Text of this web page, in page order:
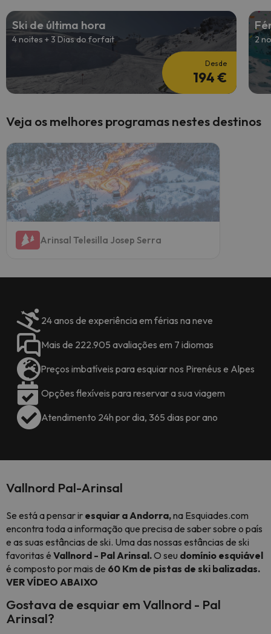
Ski de última hora
4 noites + 3 Dias do forfait
Desde
194 €
2
Veja os melhores programas nestes destinos
Arinsal Telesilla Josep Serra
24 anos de experiência em férias na neve
Mais de 222.905 avaliações em 7 idiomas
Preços imbatíveis para esquiar nos Pirenéus e Alpes
Opções flexíveis para reservar a sua viagem
Atendimento 24h por dia, 365 dias por ano
Vallnord Pal-Arinsal
Se está a pensar ir esquiar a Andorra,na Esquiades.com
encontra toda a informação que precisa de saber sobre o país
e as suas estâncias de ski. Uma das nossas estâncias de ski
favoritas é Vallnord - Pal Arinsal.O seu domínio esquiável
é composto por mais de 60 Km de pistas de ski balizadas.
VER VÍDEO ABAIXO
Gostava de esquiar em Vallnord - Pal
Arinsal?